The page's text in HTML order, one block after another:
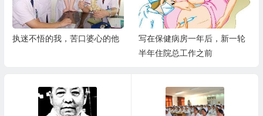
执迷不悟的我，苦口婆心的他
写在保健病房一年后，新一轮
半年住院总工作之前